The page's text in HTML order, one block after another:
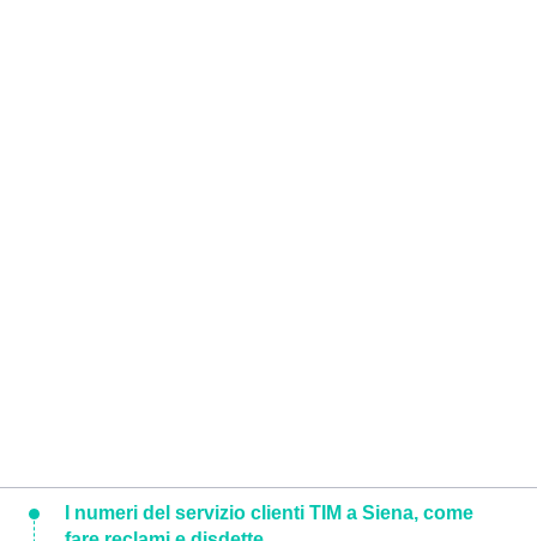
I numeri del servizio clienti TIM a Siena, come